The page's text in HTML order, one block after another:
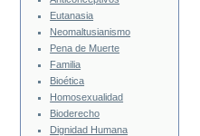
Eutanasia
Neomaltusianismo
Pena de Muerte
Familia
Bioética
Homosexualidad
Bioderecho
Dignidad Humana